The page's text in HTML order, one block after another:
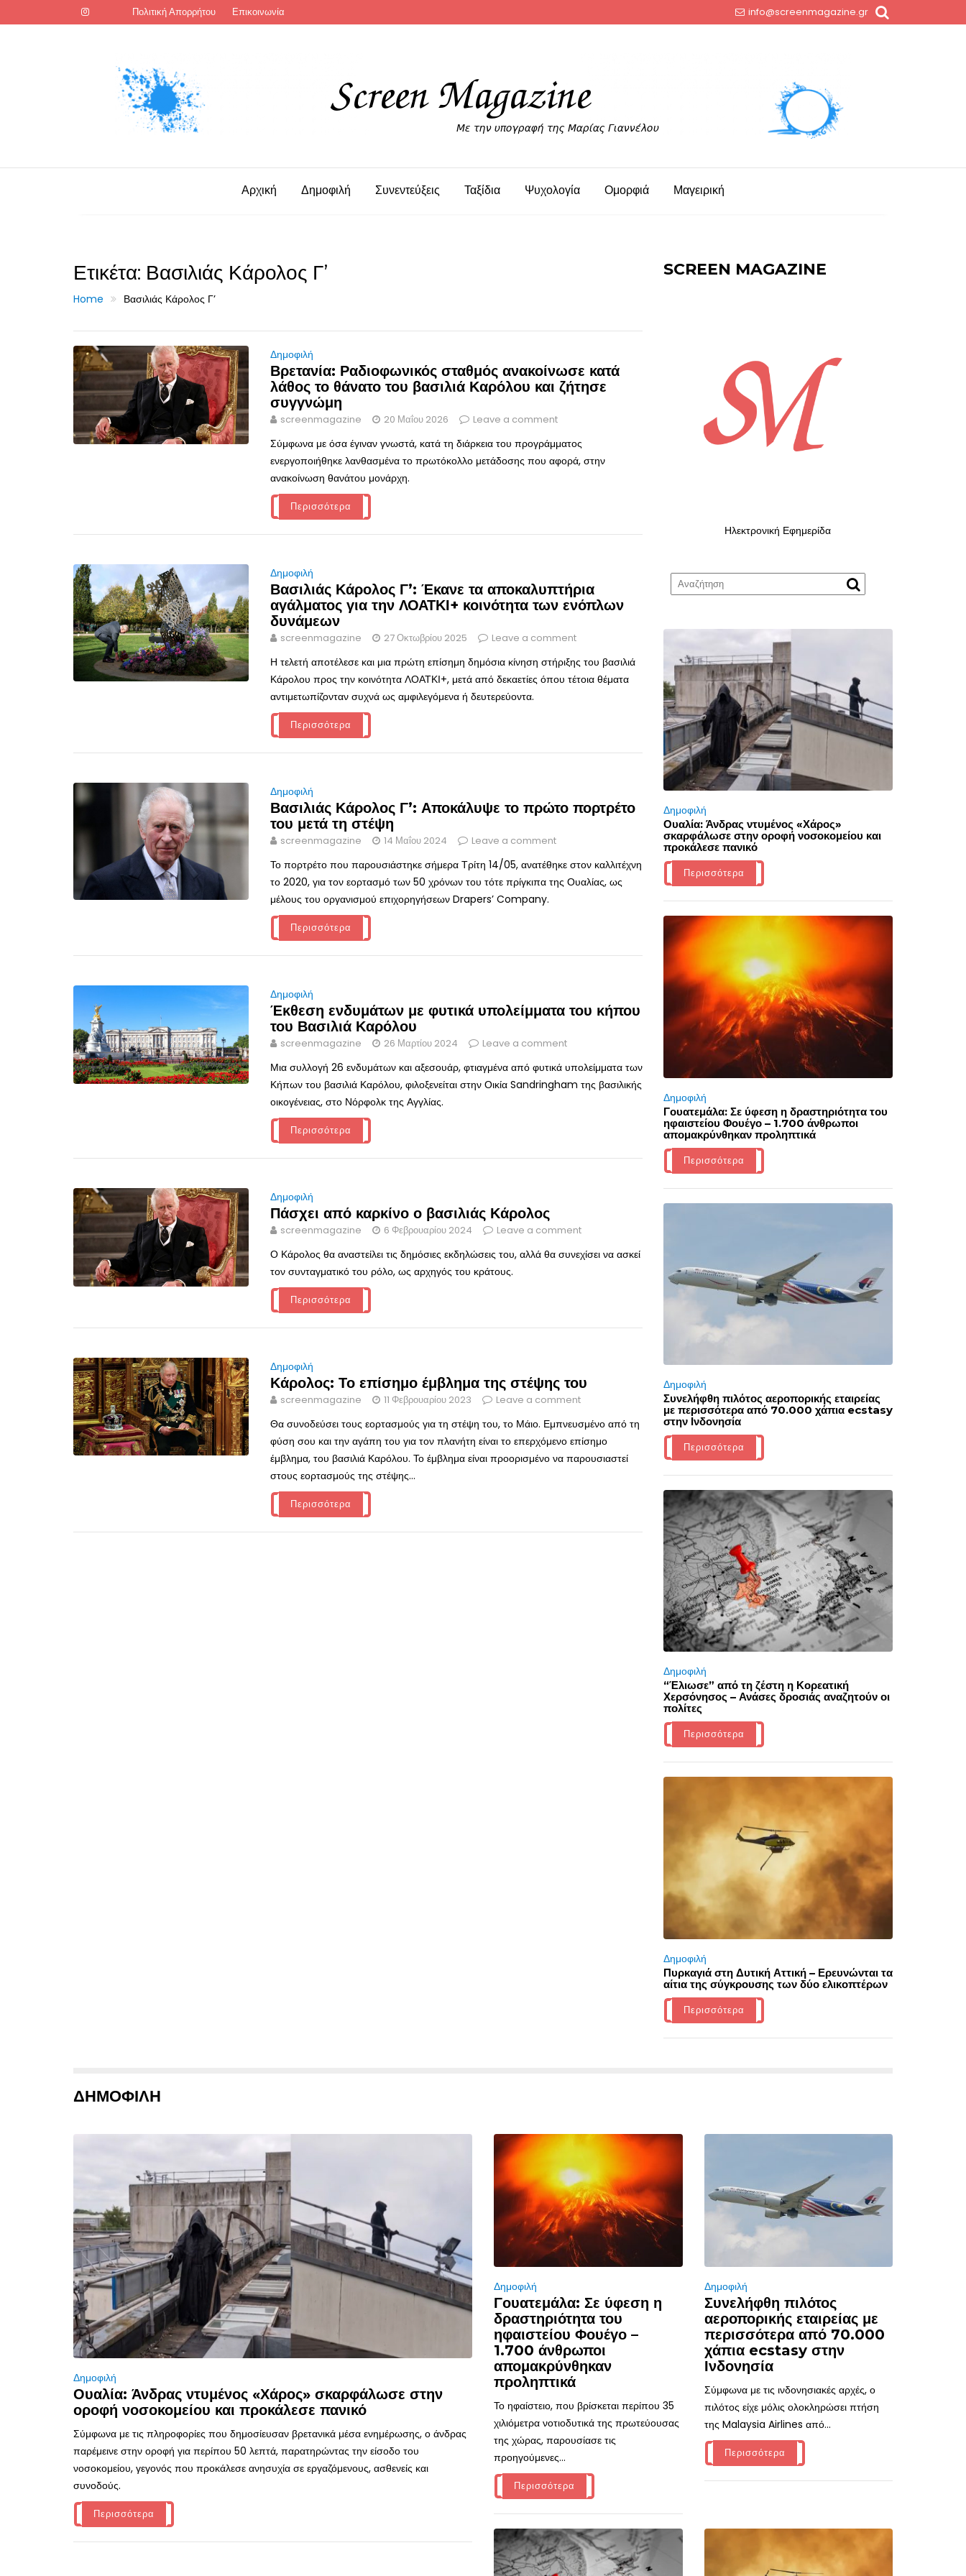
to
Πολιτική Απορρήτου Επικοινωνία info@screenmagazine.gr
Αρχική Δημοφιλή Συνεντεύξεις Ταξίδια Ψυχολογία Ομορφιά Μαγειρική
Ετικέτα: Βασιλιάς Κάρολος Γ’
Home Βασιλιάς Κάρολος Γ’
Δημοφιλή
Βρετανία: Ραδιοφωνικός σταθμός ανακοίνωσε κατά
λάθος το θάνατο του βασιλιά Καρόλου και ζήτησε
συγγνώμη
screenmagazine 20 Μαΐου 2026 Leave a comment
Σύμφωνα με όσα έγιναν γνωστά, κατά τη διάρκεια του προγράμματος
ενεργοποιήθηκε λανθασμένα το πρωτόκολλο μετάδοσης που αφορά, στην
ανακοίνωση θανάτου μονάρχη.
Περισσότερα
Δημοφιλή
Βασιλιάς Κάρολος Γ’: Έκανε τα αποκαλυπτήρια
αγάλματος για την ΛΟΑΤΚΙ+ κοινότητα των ενόπλων
δυνάμεων
screenmagazine 27 Οκτωβρίου 2025 Leave a comment
Η τελετή αποτέλεσε και μια πρώτη επίσημη δημόσια κίνηση στήριξης του βασιλιά
Κάρολου προς την κοινότητα ΛΟΑΤΚΙ+, μετά από δεκαετίες όπου τέτοια θέματα
αντιμετωπίζονταν συχνά ως αμφιλεγόμενα ή δευτερεύοντα.
Περισσότερα
Δημοφιλή
Βασιλιάς Κάρολος Γ’: Αποκάλυψε το πρώτο πορτρέτο
του μετά τη στέψη
screenmagazine 14 Μαΐου 2024 Leave a comment
Το πορτρέτο που παρουσιάστηκε σήμερα Τρίτη 14/05, ανατέθηκε στον καλλιτέχνη
το 2020, για τον εορτασμό των 50 χρόνων του τότε πρίγκιπα της Ουαλίας, ως
μέλους του οργανισμού επιχορηγήσεων Drapers’ Company.
Περισσότερα
Δημοφιλή
Έκθεση ενδυμάτων με φυτικά υπολείμματα του κήπου
του Βασιλιά Καρόλου
screenmagazine 26 Μαρτίου 2024 Leave a comment
Μια συλλογή 26 ενδυμάτων και αξεσουάρ, φτιαγμένα από φυτικά υπολείμματα των
Κήπων του βασιλιά Καρόλου, φιλοξενείται στην Οικία Sandringham της βασιλικής
οικογένειας, στο Νόρφολκ της Αγγλίας.
Περισσότερα
Δημοφιλή
Πάσχει από καρκίνο ο βασιλιάς Κάρολος
screenmagazine 6 Φεβρουαρίου 2024 Leave a comment
Ο Κάρολος θα αναστείλει τις δημόσιες εκδηλώσεις του, αλλά θα συνεχίσει να ασκεί
τον συνταγματικό του ρόλο, ως αρχηγός του κράτους.
Περισσότερα
Δημοφιλή
Κάρολος: Το επίσημο έμβλημα της στέψης του
screenmagazine 11 Φεβρουαρίου 2023 Leave a comment
Θα συνοδεύσει τους εορτασμούς για τη στέψη του, το Μάιο. Εμπνευσμένο από τη
φύση σου και την αγάπη του για τον πλανήτη είναι το επερχόμενο επίσημο
έμβλημα, του βασιλιά Καρόλου. Το έμβλημα είναι προορισμένο να παρουσιαστεί
στους εορτασμούς της στέψης...
Περισσότερα
SCREEN MAGAZINE
Ηλεκτρονική Εφημερίδα
Δημοφιλή
Ουαλία: Άνδρας ντυμένος «Χάρος»
σκαρφάλωσε στην οροφή νοσοκομείου και
προκάλεσε πανικό
Περισσότερα
Δημοφιλή
Γουατεμάλα: Σε ύφεση η δραστηριότητα του
ηφαιστείου Φουέγο – 1.700 άνθρωποι
απομακρύνθηκαν προληπτικά
Περισσότερα
Δημοφιλή
Συνελήφθη πιλότος αεροπορικής εταιρείας
με περισσότερα από 70.000 χάπια ecstasy
στην Ινδονησία
Περισσότερα
Δημοφιλή
“Έλιωσε” από τη ζέστη η Κορεατική
Χερσόνησος – Ανάσες δροσιάς αναζητούν οι
πολίτες
Περισσότερα
Δημοφιλή
Πυρκαγιά στη Δυτική Αττική – Ερευνώνται τα
αίτια της σύγκρουσης των δύο ελικοπτέρων
Περισσότερα
ΔΗΜΟΦΙΛΗ
Δημοφιλή
Ουαλία: Άνδρας ντυμένος «Χάρος» σκαρφάλωσε στην
οροφή νοσοκομείου και προκάλεσε πανικό
Σύμφωνα με τις πληροφορίες που δημοσίευσαν βρετανικά μέσα ενημέρωσης, ο άνδρας
παρέμεινε στην οροφή για περίπου 50 λεπτά, παρατηρώντας την είσοδο του
νοσοκομείου, γεγονός που προκάλεσε ανησυχία σε εργαζόμενους, ασθενείς και
συνοδούς.
Περισσότερα
Δημοφιλή
Γουατεμάλα: Σε ύφεση η
δραστηριότητα του
ηφαιστείου Φουέγο –
1.700 άνθρωποι
απομακρύνθηκαν
προληπτικά
Το ηφαίστειο, που βρίσκεται περίπου 35
χιλιόμετρα νοτιοδυτικά της πρωτεύουσας
της χώρας, παρουσίασε τις
προηγούμενες...
Περισσότερα
Δημοφιλή
Συνελήφθη πιλότος
αεροπορικής εταιρείας με
περισσότερα από 70.000
χάπια ecstasy στην
Ινδονησία
Σύμφωνα με τις ινδονησιακές αρχές, ο
πιλότος είχε μόλις ολοκληρώσει πτήση
της Malaysia Airlines από...
Περισσότερα